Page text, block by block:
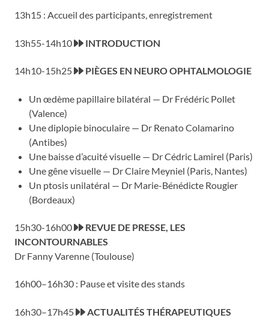
13h15 : Accueil des participants, enregistrement
13h55-14h10 INTRODUCTION
14h10-15h25 PIÈGES EN NEURO OPHTALMOLOGIE
Un œdème papillaire bilatéral — Dr Frédéric Pollet
(Valence)
Une diplopie binoculaire — Dr Renato Colamarino
(Antibes)
Une baisse d’acuité visuelle — Dr Cédric Lamirel (Paris)
Une gêne visuelle — Dr Claire Meyniel (Paris, Nantes)
Un ptosis unilatéral — Dr Marie-Bénédicte Rougier
(Bordeaux)
15h30-16h00
REVUE DE PRESSE, LES
INCONTOURNABLES
Dr Fanny Varenne (Toulouse)
16h00–16h30 : Pause et visite des stands
16h30–17h45 ACTUALITÉS THÉRAPEUTIQUES